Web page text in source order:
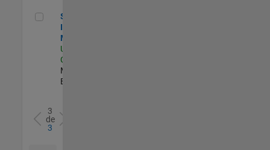
Semiconductor Industry Manager
Semiconductor
Industry
Manager
US-CA-Santa
Clara
Marketing |
Experimentado
3
de
3